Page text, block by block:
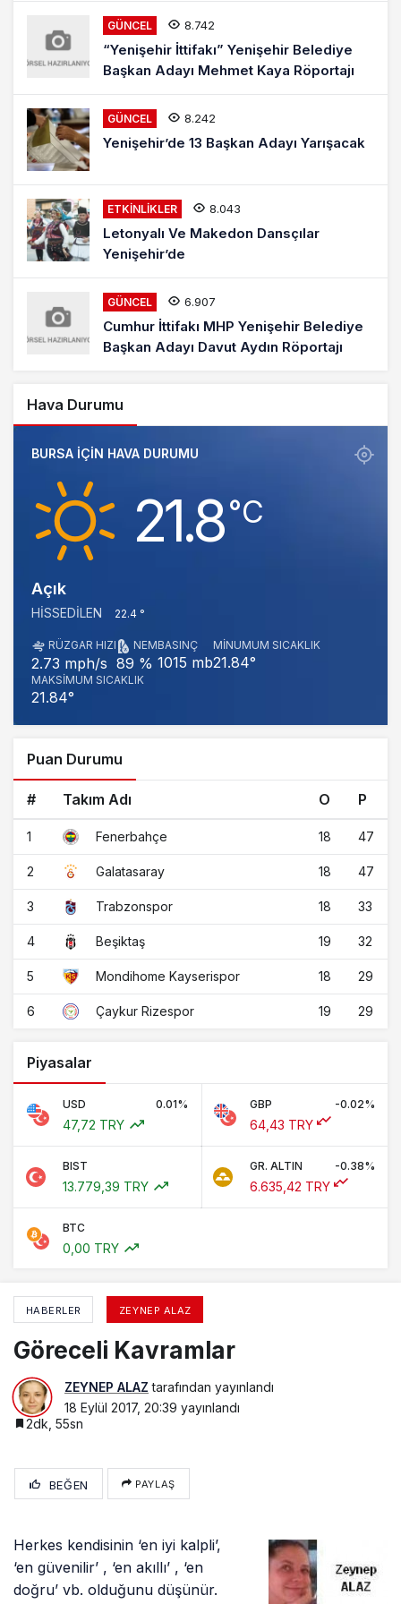
GÜNCEL 8.742
“Yenişehir İttifakı” Yenişehir Belediye
Başkan Adayı Mehmet Kaya Röportajı
GÜNCEL 8.242
Yenişehir’de 13 Başkan Adayı Yarışacak
ETKINLIKLER 8.043
Letonyalı Ve Makedon Dansçılar
Yenişehir’de
GÜNCEL 6.907
Cumhur İttifakı MHP Yenişehir Belediye
Başkan Adayı Davut Aydın Röportajı
Hava Durumu
BURSA IÇIN HAVA DURUMU
21.8‎°C
Açık
HISSEDILEN 22.4 °
RÜZGAR HIZI
2.73 mph/s
NEM
89 %
BASINÇ
1015 mb
MINUMUM SICAKLIK
21.84°
MAKSIMUM SICAKLIK
21.84°
Puan Durumu
# Takım Adı O P
1 Fenerbahçe 18 47
2 Galatasaray 18 47
3 Trabzonspor 18 33
4 Beşiktaş 19 32
5 Mondihome Kayserispor 18 29
6 Çaykur Rizespor 19 29
Piyasalar
USD 0.01%
47,72 TRY
GBP -0.02%
64,43 TRY
BIST
13.779,39 TRY
GR. ALTIN -0.38%
6.635,42 TRY
BTC
0,00 TRY
HABERLER ZEYNEP ALAZ
Göreceli Kavramlar
ZEYNEP ALAZ tarafından yayınlandı
18 Eylül 2017, 20:39 yayınlandı
2dk, 55sn
BEĞEN PAYLAŞ
Herkes kendisinin ‘en iyi kalpli’,
‘en güvenilir’ , ‘en akıllı’ , ‘en
doğru’ vb. olduğunu düşünür.